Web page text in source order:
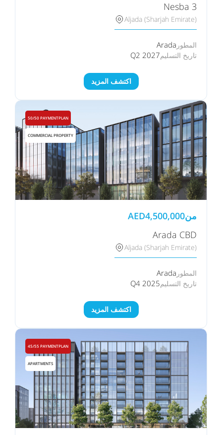
Nesba 3
Aljada (Sharjah Emirate)
المطور Arada
تاريخ التسليمQ2 2027
اكتشف المزيد
50/50 PAYMENTPLAN
COMMERCIAL PROPERTY
من AED4,500,000
Arada CBD
Aljada (Sharjah Emirate)
المطور Arada
تاريخ التسليمQ4 2025
اكتشف المزيد
45/55 PAYMENTPLAN
APARTMENTS